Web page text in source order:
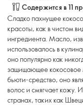
Содержится в 11
Сладко пахнущее
красоты, как в чистом
ингредиента. Масло,
использовалось в
оно популярно как
защищающее кокосовое
бьюти-средство, оно
волос и смягчает кожу.
странах, таких как